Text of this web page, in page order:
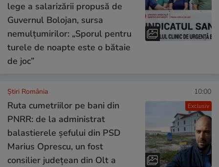
lege a salarizării propusă de
Guvernul Bolojan, sursa
nemulțumirilor: „Sporul pentru
turele de noapte este o bătaie
de joc”
Exclusiv
Știri România 10:00
Ruta cumetriilor pe bani din
PNRR: de la administrat
balastierele șefului din PSD
Marius Oprescu, un fost
consilier județean din Olt a